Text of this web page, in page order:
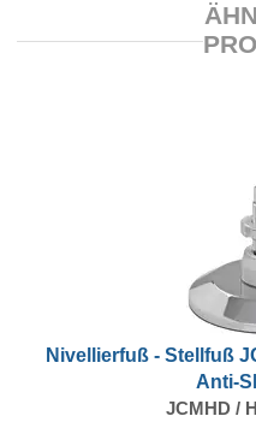
Nivellierfuß - Stellfuß
Anti-
JCMHD /